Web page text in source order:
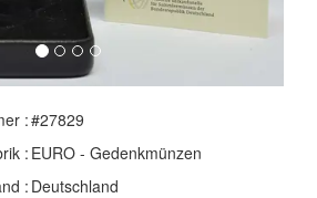
:#27829
:EURO - Gedenkmünzen
: Deutschland